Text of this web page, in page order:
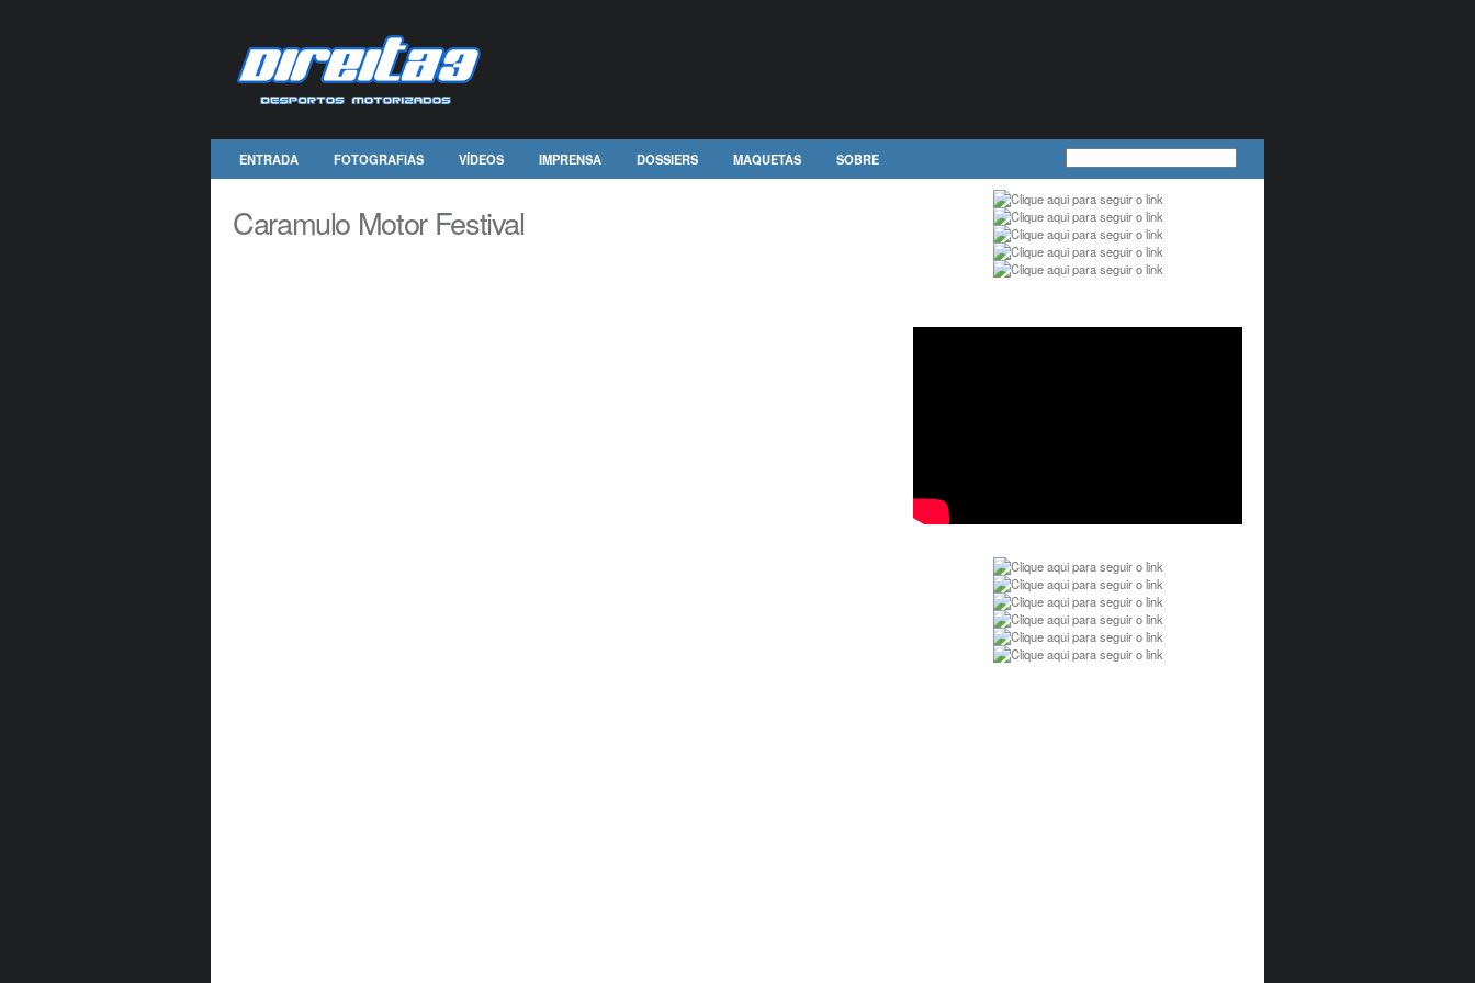
ENTRADA FOTOGRAFIAS VÍDEOS IMPRENSA DOSSIERS MAQUETAS SOBRE
Caramulo Motor Festival